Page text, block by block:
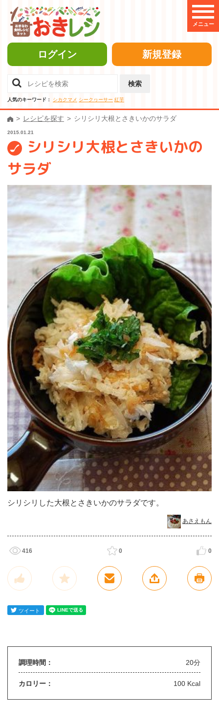
メニュー
ログイン 新規登録
検索
人気のキーワード： シカクマメ シークヮーサー 紅芋
レシピを探す シリシリ大根とさきいかのサラダ
2015.01.21
シリシリ大根とさきいかの
サラダ
シリシリした大根とさきいかのサラダです。
あさえもん
416 0 0
調理時間： 20分
カロリー： 100 Kcal